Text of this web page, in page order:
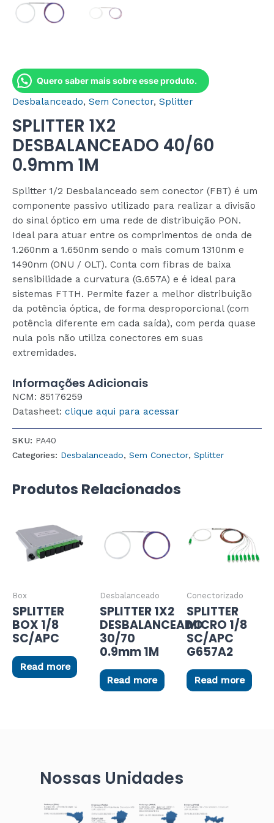
Quero saber mais sobre esse produto.
Desbalanceado, Sem Conector, Splitter
SPLITTER 1X2
DESBALANCEADO 40/60
0.9mm 1M
Splitter 1/2 Desbalanceado sem conector (FBT) é um
componente passivo utilizado para realizar a divisão
do sinal óptico em uma rede de distribuição PON.
Ideal para atuar entre os comprimentos de onda de
1.260nm a 1.650nm sendo o mais comum 1310nm e
1490nm (ONU / OLT). Conta com fibras de baixa
sensibilidade a curvatura (G.657A) e é ideal para
sistemas FTTH. Permite fazer a melhor distribuição
da potência óptica, de forma desproporcional (com
potência diferente em cada saída), com perda quase
nula pois não utiliza conectores em suas
extremidades.
Informações Adicionais
NCM: 85176259
Datasheet: clique aqui para acessar
SKU: PA40
Categories: Desbalanceado, Sem Conector, Splitter
Produtos Relacionados
Box
SPLITTER
BOX 1/8
SC/APC
Read more
Desbalanceado
SPLITTER 1X2
DESBALANCEADO
30/70
0.9mm 1M
Read more
Conectorizado
SPLITTER
MICRO 1/8
SC/APC
G657A2
Read more
Nossas Unidades